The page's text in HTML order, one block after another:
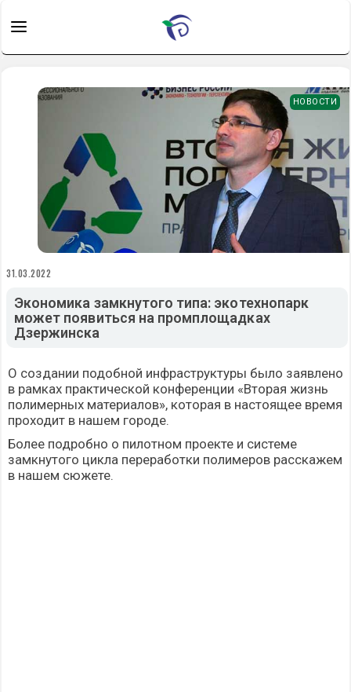
НОВОСТИ
31.03.2022
Экономика замкнутого типа: экотехнопарк
может появиться на промплощадках
Дзержинска
О создании подобной инфраструктуры было заявлено
в рамках практической конференции «Вторая жизнь
полимерных материалов», которая в настоящее время
проходит в нашем городе.
Более подробно о пилотном проекте и системе
замкнутого цикла переработки полимеров расскажем
в нашем сюжете.